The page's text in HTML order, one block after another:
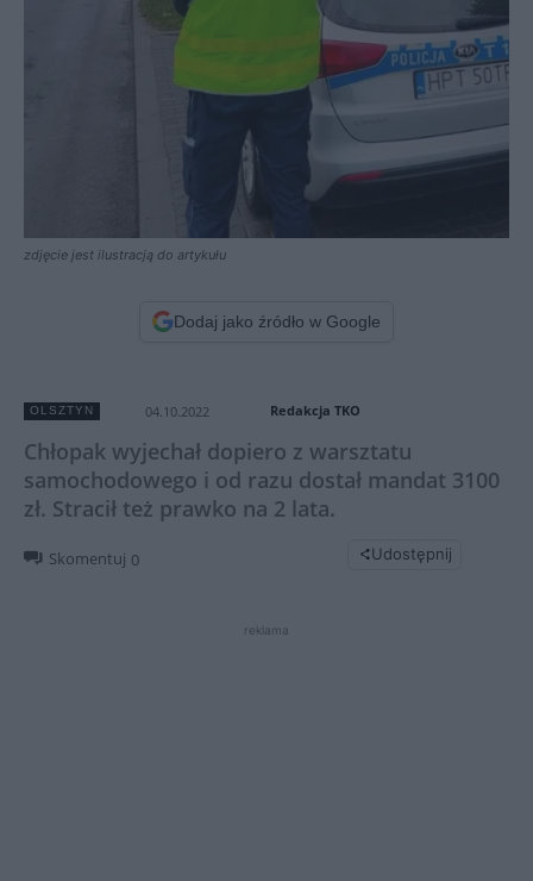
zdjęcie jest ilustracją do artykułu
Dodaj jako źródło w Google
OLSZTYN 04.10.2022 Redakcja TKO
Chłopak wyjechał dopiero z warsztatu
samochodowego i od razu dostał mandat 3100
zł. Stracił też prawko na 2 lata.
Skomentuj 0 Udostępnij
reklama